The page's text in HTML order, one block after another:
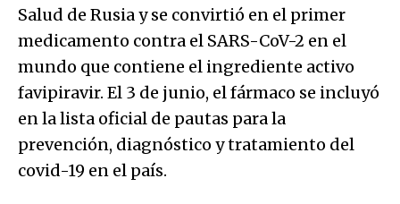
Salud de Rusia y se convirtió en el primer
medicamento contra el SARS-CoV-2 en el
mundo que contiene el ingrediente activo
favipiravir. El 3 de junio, el fármaco se incluyó
en la lista oficial de pautas para la
prevención, diagnóstico y tratamiento del
covid-19 en el país.